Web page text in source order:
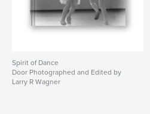
Spirit of Dance
Door Photographed and Edited by
Larry R Wagner